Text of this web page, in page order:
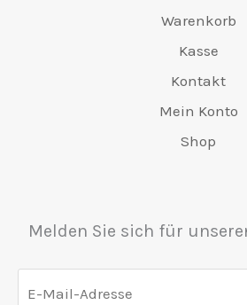
Warenkorb
Kasse
Kontakt
Mein Konto
Shop
Melden Sie sich für